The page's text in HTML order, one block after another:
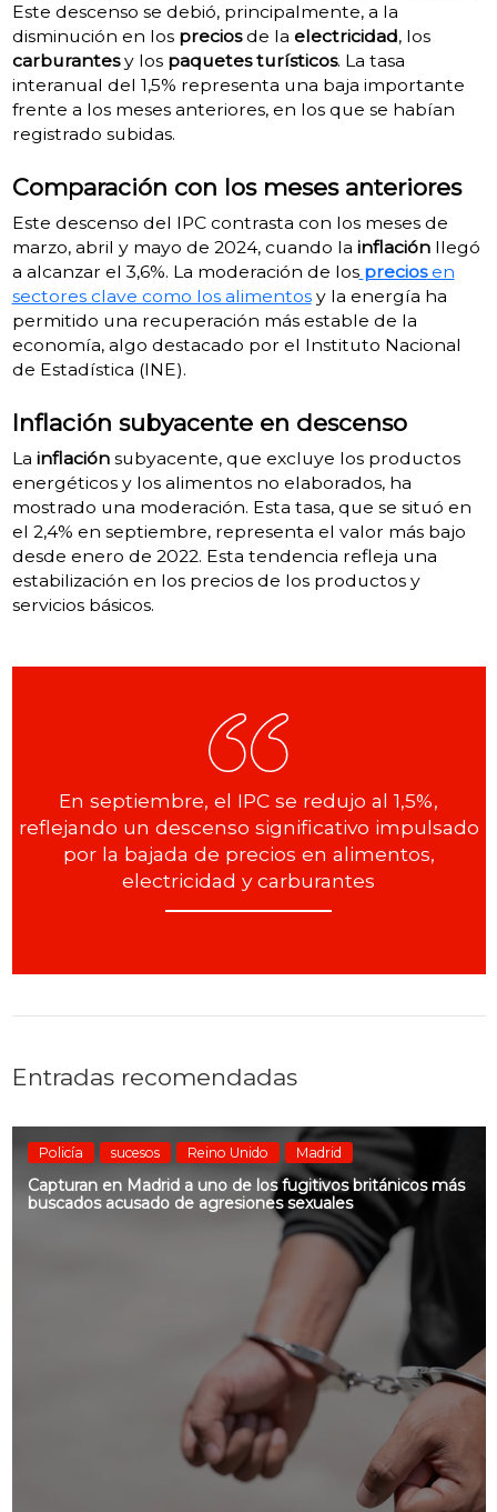
Este descenso se debió, principalmente, a la
disminución en los preciosde la electricidad, los
carburantesy los paquetes turísticos. La tasa
interanual del 1,5% representa una baja importante
frente a los meses anteriores, en los que se habían
registrado subidas.
Comparación con los meses anteriores
Este descenso del IPC contrasta con los meses de
marzo, abril y mayo de 2024, cuando la inflaciónllegó
a alcanzar el 3,6%. La moderación de los preciosen
sectores clave como los alimentosy la energía ha
permitido una recuperación más estable de la
economía, algo destacado por el Instituto Nacional
de Estadística (INE).
Inflación subyacente en descenso
La inflaciónsubyacente, que excluye los productos
energéticos y los alimentos no elaborados, ha
mostrado una moderación. Esta tasa, que se situó en
el 2,4% en septiembre, representa el valor más bajo
desde enero de 2022. Esta tendencia refleja una
estabilización en los precios de los productos y
servicios básicos.
En septiembre, el IPC se redujo al 1,5%,
reflejando un descenso significativo impulsado
por la bajada de precios en alimentos,
electricidad y carburantes
Entradas recomendadas
Policía sucesos Reino Unido Madrid
Capturan en Madrid a uno de los fugitivos británicos más
buscados acusado de agresiones sexuales